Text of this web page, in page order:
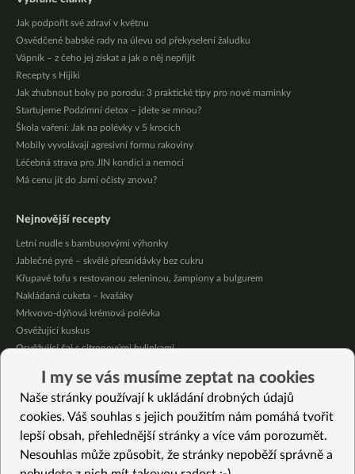
Jak podpořit své zdraví v květnu
Osvědčené babské rady na úlevu od překyselení žaludku
Vápník – z čeho jej získat a jak o něj nepřijít
Recepty s Hijiki
Jak zhubnout boky po porodu: 3 praktické tipy pro nové maminky
Startujeme Podzimní detox – jdete se mnou?
Škola vaření: Jak na polévky v 5 krocích
Mobily vyvolávají agresivní formu rakoviny
Léčebná strava pro JIN kondici a nemoci
Má cenu jít do Jarní očisty znovu?
Nejnovější recepty
Letní nudle s bambusovými výhonky
Jablečné pyré – skvělé přesnídávky bez cukru
Křupavé tofu s restovanou zeleninou, žampiony a bulgurem
Nakládaná cuketa – kvašáky
Mrkvovo-dýňová krémová polévka
Osvěžující kuskus
Osvěžující čaj s citronovými bylinkami
Čokoládové muffiny s mangovým krémem
Meruňky a jablka v citrónovém želé
Vybrané recepty
12x inspirace na zdravé Štědrovečení menu: polévku i hlavní chod
I my se vás musíme zeptat na cookies
Naše stránky používají k ukládání drobných údajů
cookies. Váš souhlas s jejich použitím nám pomáhá tvořit
lepší obsah, přehlednější stránky a více vám porozumět.
Nesouhlas může způsobit, že stránky nepoběží správně a